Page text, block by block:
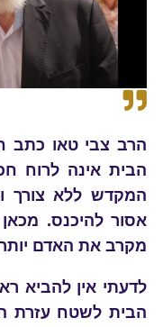
הרב צבי טאו כתב
הבית אינה לרוח
המקדש ללא צורך
אסור להיכנס.
מקרב את האדם
לדעתי אין להביא
הבית לשטח עזרת